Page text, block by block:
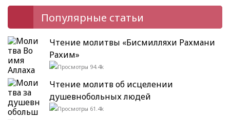
Популярные статьи
Чтение молитвы «Бисмилляхи Рахмани
Рахим»
94.4k
Чтение молитв об исцелении
душевнобольных людей
61.4k